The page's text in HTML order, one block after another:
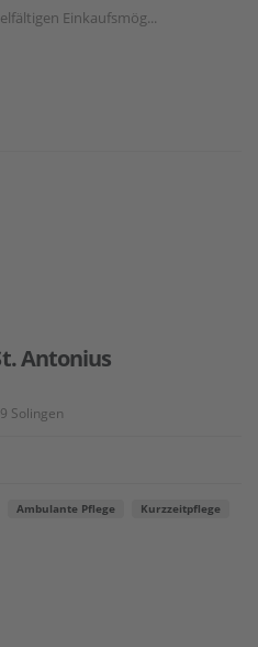
Einkaufsmög...
Antonius
Solingen
Ambulante Pflege Kurzzeitpflege